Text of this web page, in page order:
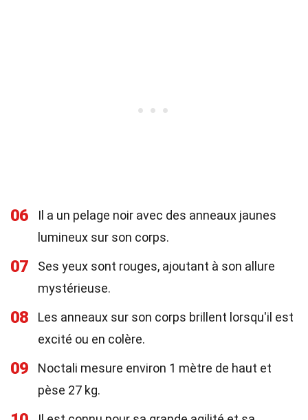
06
Il a un pelage noir avec des anneaux jaunes
lumineux sur son corps.
07
Ses yeux sont rouges, ajoutant à son allure
mystérieuse.
08
Les anneaux sur son corps brillent lorsqu'il est
excité ou en colère.
09
Noctali mesure environ 1 mètre de haut et
pèse 27 kg.